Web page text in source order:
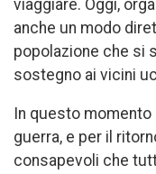
viaggiare. Oggi,
anche un modo
popolazione che si
sostegno ai vicini
In questo
guerra, e per il
consapevoli che